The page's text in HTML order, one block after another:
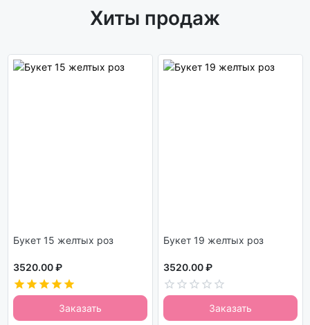
Хиты продаж
Букет 15 желтых роз
3520.00 ₽
Заказать
Букет 19 желтых роз
3520.00 ₽
Заказать